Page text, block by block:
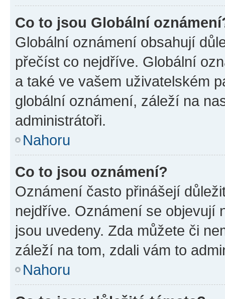
Co to jsou Globální
Globální oznámení obsahují
přečíst co nejdříve. Globální
a také ve vašem uživatelském
globální oznámení, záleží na
administrátoři.
Nahoru
Co to jsou oznámení?
Oznámení často přinášejí
nejdříve. Oznámení se objevují
jsou uvedeny. Zda můžete či
záleží na tom, zdali vám to
Nahoru